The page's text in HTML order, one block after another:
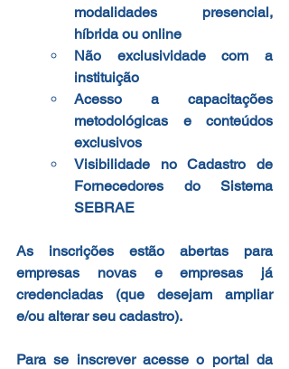
modalidades presencial,
híbrida ou online
Não exclusividade com a
instituição
Acesso a capacitações
metodológicas e conteúdos
exclusivos
Visibilidade no Cadastro de
Fornecedores do Sistema
SEBRAE
As inscrições estão abertas para
empresas novas e empresas já
credenciadas (que desejam ampliar
e/ou alterar seu cadastro).
Para se inscrever acesse o portal da